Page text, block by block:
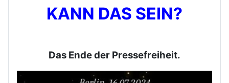
KANN DAS SEIN?
Das Ende der Pressefreiheit.